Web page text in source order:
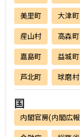
美里町 大津町
産山村 高森町
嘉島町 益城町
芦北町 球磨村
国
内閣官房(内閣広